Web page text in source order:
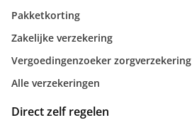
Pakketkorting
Zakelijke verzekering
Vergoedingenzoeker zorgverzekering
Alle verzekeringen
Direct zelf regelen